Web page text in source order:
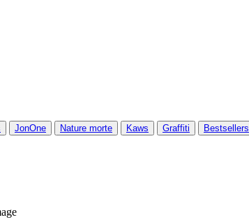
JonOne Nature morte Kaws Graffiti Bestsellers